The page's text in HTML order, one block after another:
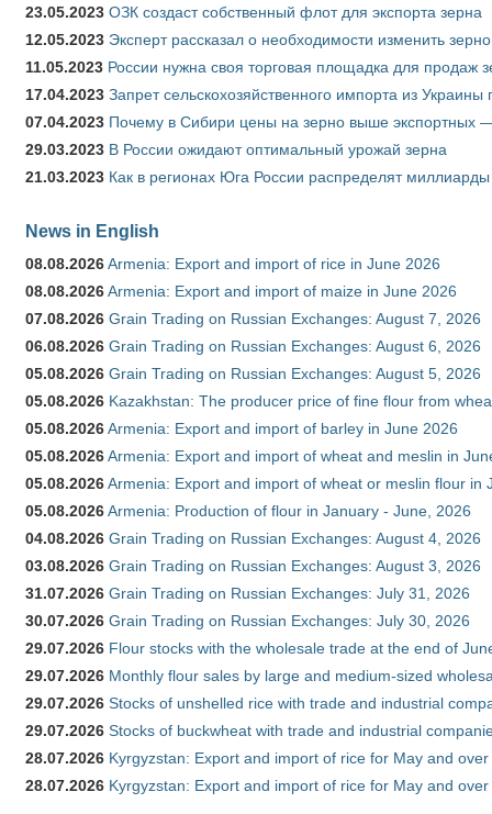
23.05.2023 ОЗК создаст собственный флот для экспорта зерна
12.05.2023 Эксперт рассказал о необходимости изменить
11.05.2023 России нужна своя торговая площадка для продаж
17.04.2023 Запрет сельскохозяйственного импорта из
07.04.2023 Почему в Сибири цены на зерно выше экспортных
29.03.2023 В России ожидают оптимальный урожай зерна
21.03.2023 Как в регионах Юга России распределят
News in English
08.08.2026Armenia: Export and import of rice in June 2026
08.08.2026Armenia: Export and import of maize in June 2026
07.08.2026 Grain Trading on Russian Exchanges: August 7, 2026
06.08.2026 Grain Trading on Russian Exchanges: August 6, 2026
05.08.2026 Grain Trading on Russian Exchanges: August 5, 2026
05.08.2026 Kazakhstan: The producer price of fine flour from
05.08.2026Armenia: Export and import of barley in June 2026
05.08.2026Armenia: Export and import of wheat and meslin in
05.08.2026Armenia: Export and import of wheat or meslin flour in
05.08.2026Armenia: Production of flour in January - June, 2026
04.08.2026 Grain Trading on Russian Exchanges: August 4, 2026
03.08.2026 Grain Trading on Russian Exchanges: August 3, 2026
31.07.2026 Grain Trading on Russian Exchanges: July 31, 2026
30.07.2026 Grain Trading on Russian Exchanges: July 30, 2026
29.07.2026 Flour stocks with the wholesale trade at the end of
29.07.2026 Monthly flour sales by large and medium-sized
29.07.2026 Stocks of unshelled rice with trade and industrial
29.07.2026 Stocks of buckwheat with trade and industrial
28.07.2026 Kyrgyzstan: Export and import of rice for May and
28.07.2026 Kyrgyzstan: Export and import of rice for May and